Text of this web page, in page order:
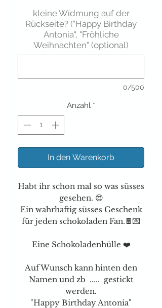
kleine Wídmung auf der
Rückseite? ("Happy Birthday
Antonia", "Fröhliche
Weihnachten" (optional)
0/500
Anzahl *
In den Warenkorb
Habt ihr schon mal so was süsses
gesehen. 😍
Ein wahrhaftig süsses Geschenk
für jeden schokoladen Fan.🍫💌
Eine Schokoladenhülle ❤️
Auf Wunsch kann hinten den
Namen und zb ..... gestickt
werden.
"Happy Birthday Antonia"